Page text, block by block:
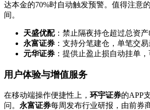
达本金的70%时自动触发预警。值得注意的
间。
天盛优配：禁止隔夜持仓超过总资
永富证券 ：支持分笔建仓，单笔交
元华证券 ：提供止盈止损自动挂单
用户体验与增值服务
在移动端操作便捷性上， 环宇证券的APP
问。 永富证券每周发布行业研报，由前券